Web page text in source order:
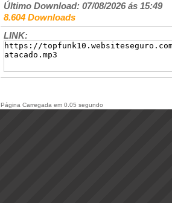
Último Download: 07/08/2026 ás 15:49
8.604 Downloads
LINK:
Página Carregada em 0.05 segundo